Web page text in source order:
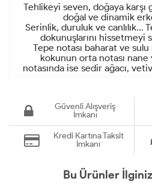
Tehlikeyi seven, doğaya karşı
doğal ve dinamik
Serinlik, duruluk ve canlılık...
dokunuşlarını hissetmeyi
Tepe notası baharat ve
kokunun orta notası nane
notasında ise sedir ağacı,
Güvenli Alışveriş
İmkanı
Kredi Kartına Taksit
İmkanı
Bu Ürünler